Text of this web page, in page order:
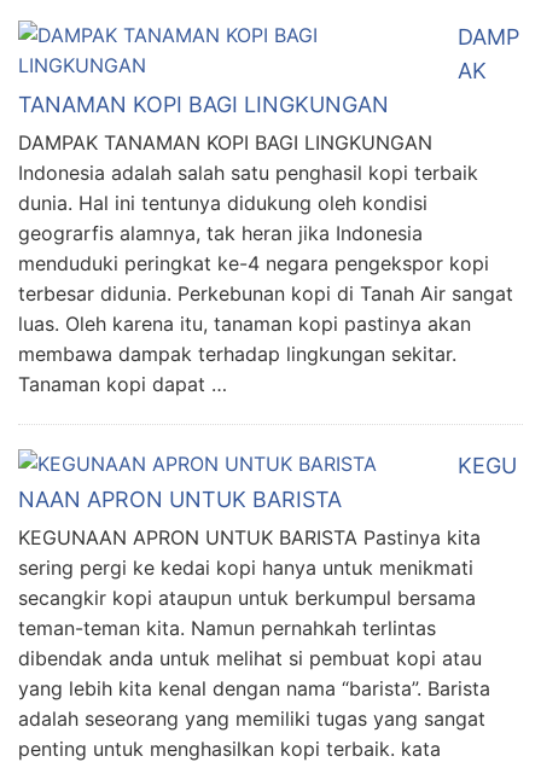
DAMP
AK
TANAMAN KOPI BAGI LINGKUNGAN
DAMPAK TANAMAN KOPI BAGI LINGKUNGAN
Indonesia adalah salah satu penghasil kopi terbaik
dunia. Hal ini tentunya didukung oleh kondisi
geograrfis alamnya, tak heran jika Indonesia
menduduki peringkat ke-4 negara pengekspor kopi
terbesar didunia. Perkebunan kopi di Tanah Air sangat
luas. Oleh karena itu, tanaman kopi pastinya akan
membawa dampak terhadap lingkungan sekitar.
Tanaman kopi dapat …
KEGU
NAAN APRON UNTUK BARISTA
KEGUNAAN APRON UNTUK BARISTA Pastinya kita
sering pergi ke kedai kopi hanya untuk menikmati
secangkir kopi ataupun untuk berkumpul bersama
teman-teman kita. Namun pernahkah terlintas
dibendak anda untuk melihat si pembuat kopi atau
yang lebih kita kenal dengan nama “barista”. Barista
adalah seseorang yang memiliki tugas yang sangat
penting untuk menghasilkan kopi terbaik. kata